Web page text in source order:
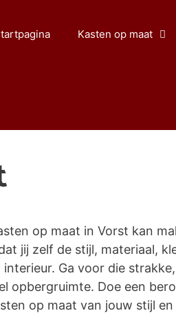
Kasten op maat
op maat in Vorst kan
jij zelf de stijl, materiaal,
Ga voor die
Doe een
op maat van jouw stijl en